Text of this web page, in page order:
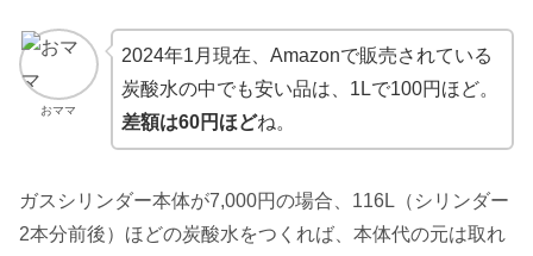
おママ
2024年1月現在、Amazonで販売されている
炭酸水の中でも安い品は、1Lで100円ほど。
差額は60円ほどね。
ガスシリンダー本体が7,000円の場合、116L（シリンダー
2本分前後）ほどの炭酸水をつくれば、本体代の元は取れ